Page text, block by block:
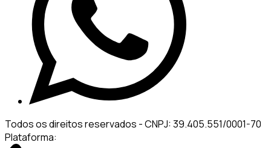
Todos os direitos reservados -CNPJ: 39.405.551/0001-70
Plataforma: